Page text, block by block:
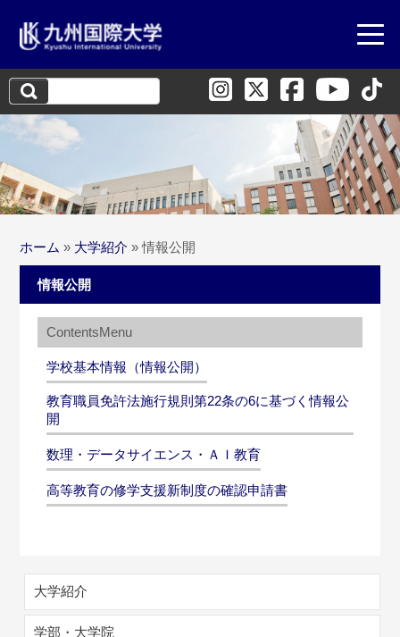
検
索:
ホーム » 大学紹介 » 情報公開
情報公開
学校基本情報（情報公開）
教育職員免許法施行規則第22条の6に基づく情報公
開
数理・データサイエンス・ＡＩ教育
高等教育の修学支援新制度の確認申請書
大学紹介
学部・大学院